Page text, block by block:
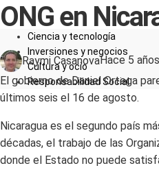
Ciencia y tecnología
Inversiones y negocios
Cultura y ocio
Responsabilidad Social
ONG en
Raymi CasanovaHace 5 años
El gobierno de Daniel Ortega
últimos seis el 16 de agosto.
Nicaragua es el segundo país
décadas, el trabajo de las
donde el Estado no puede